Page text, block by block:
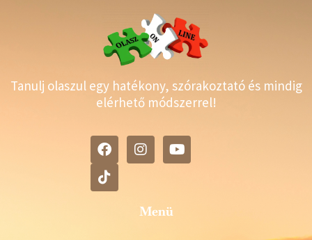
Tanulj olaszul egy hatékony, szórakoztató és mindig
elérhető módszerrel!
Menü